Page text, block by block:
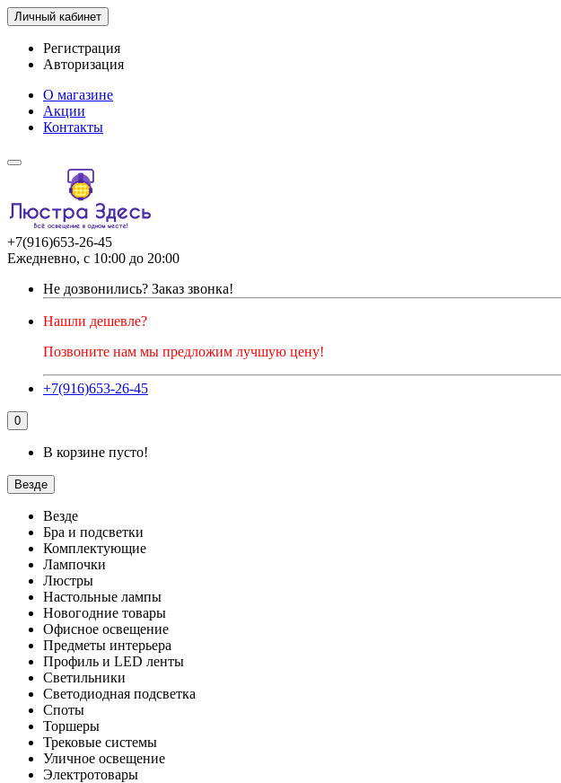
Личный кабинет
Регистрация
Авторизация
О магазине
Акции
Контакты
+7(916)653-26-45
Ежедневно, с 10:00 до 20:00
Не дозвонились? Заказ звонка!
Нашли дешевле?
Позвоните нам мы предложим лучшую цену!
+7(916)653-26-45
0
В корзине пусто!
Везде
Везде
Бра и подсветки
Комплектующие
Лампочки
Люстры
Настольные лампы
Новогодние товары
Офисное освещение
Предметы интерьера
Профиль и LED ленты
Светильники
Светодиодная подсветка
Споты
Торшеры
Трековые системы
Уличное освещение
Электротовары